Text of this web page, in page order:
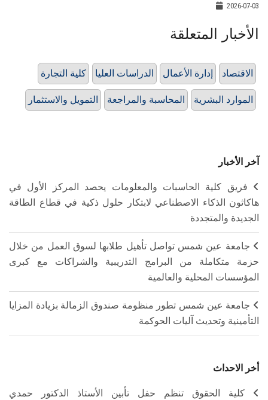
2026-07-03
الأخبار المتعلقة
كلية التجارة الدراسات العليا إدارة الأعمال الاقتصاد
التمويل والاستثمار المحاسبة والمراجعة الموارد البشرية
آخر الأخبار
فريق كلية الحاسبات والمعلومات يحصد المركز الأول في
هاكاثون الذكاء الاصطناعي لابتكار حلول ذكية في قطاع الطاقة
الجديدة والمتجددة
جامعة عين شمس تواصل تأهيل طلابها لسوق العمل من خلال
حزمة متكاملة من البرامج التدريبية والشراكات مع كبرى
المؤسسات المحلية والعالمية
جامعة عين شمس تطور منظومة صندوق الزمالة بزيادة المزايا
التأمينية وتحديث آليات الحوكمة
أخر الاحداث
كلية الحقوق تنظم حفل تأبين الأستاذ الدكتور حمدي